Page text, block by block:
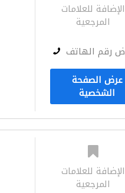
الإضافة للعلامات
المرجعية
رقم الهاتف
عرض الصفحة
الشخصية
الإضافة للعلامات
المرجعية